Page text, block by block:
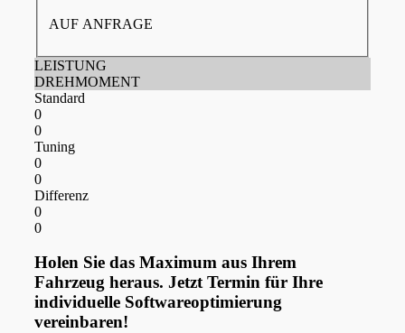
AUF ANFRAGE
LEISTUNG
DREHMOMENT
Standard
0
0
Tuning
0
0
Differenz
0
0
Holen Sie das Maximum aus Ihrem
Fahrzeug heraus. Jetzt Termin für Ihre
individuelle Softwareoptimierung
vereinbaren!